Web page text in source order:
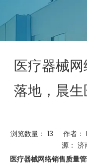
医疗器械
落地，晨
浏览数量： 13 作者：
源： 济
医疗器械网络销售质量